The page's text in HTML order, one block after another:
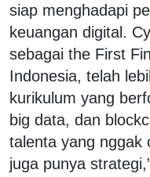
siap menghadapi
keuangan digital.
sebagai the First
Indonesia, telah
kurikulum yang
big data, dan
talenta yang nggak
juga punya